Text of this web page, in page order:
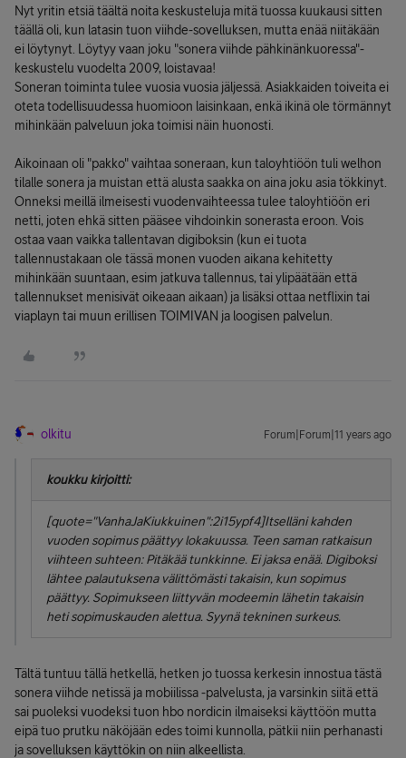
Nyt yritin etsiä täältä noita keskusteluja mitä tuossa kuukausi sitten
täällä oli, kun latasin tuon viihde-sovelluksen, mutta enää niitäkään
ei löytynyt. Löytyy vaan joku "sonera viihde pähkinänkuoressa"-
keskustelu vuodelta 2009, loistavaa!
Soneran toiminta tulee vuosia vuosia jäljessä. Asiakkaiden toiveita ei
oteta todellisuudessa huomioon laisinkaan, enkä ikinä ole törmännyt
mihinkään palveluun joka toimisi näin huonosti.
Aikoinaan oli "pakko" vaihtaa soneraan, kun taloyhtiöön tuli welhon
tilalle sonera ja muistan että alusta saakka on aina joku asia tökkinyt.
Onneksi meillä ilmeisesti vuodenvaihteessa tulee taloyhtiöön eri
netti, joten ehkä sitten pääsee vihdoinkin sonerasta eroon. Vois
ostaa vaan vaikka tallentavan digiboksin (kun ei tuota
tallennustakaan ole tässä monen vuoden aikana kehitetty
mihinkään suuntaan, esim jatkuva tallennus, tai ylipäätään että
tallennukset menisivät oikeaan aikaan) ja lisäksi ottaa netflixin tai
viaplayn tai muun erillisen TOIMIVAN ja loogisen palvelun.
olkitu Forum|Forum|11 years ago
koukku kirjoitti:
[quote="VanhaJaKiukkuinen":2i15ypf4]Itselläni kahden
vuoden sopimus päättyy lokakuussa. Teen saman ratkaisun
viihteen suhteen: Pitäkää tunkkinne. Ei jaksa enää. Digiboksi
lähtee palautuksena välittömästi takaisin, kun sopimus
päättyy. Sopimukseen liittyvän modeemin lähetin takaisin
heti sopimuskauden alettua. Syynä tekninen surkeus.
Tältä tuntuu tällä hetkellä, hetken jo tuossa kerkesin innostua tästä
sonera viihde netissä ja mobiilissa -palvelusta, ja varsinkin siitä että
sai puoleksi vuodeksi tuon hbo nordicin ilmaiseksi käyttöön mutta
eipä tuo prutku näköjään edes toimi kunnolla, pätkii niin perhanasti
ja sovelluksen käyttökin on niin alkeellista.